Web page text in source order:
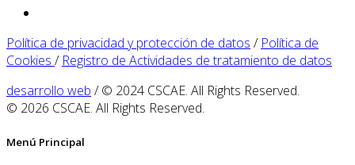
Política de privacidad y protección de datos / Política de
Cookies / Registro de Actividades de tratamiento de datos
desarrollo web / © 2024 CSCAE. All Rights Reserved.
© 2026 CSCAE. All Rights Reserved.
Menú Principal